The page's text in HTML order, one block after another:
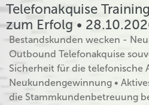
Telefonakquise
zum Erfolg •
Bestandskunden wecken -
Outbound Telefonakquise
Sicherheit für die telefonische
Neukundengewinnung •
die Stammkundenbetreuung